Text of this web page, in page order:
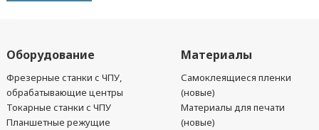
Оборудование
Фрезерные станки с ЧПУ,
обрабатывающие центры
Токарные станки с ЧПУ
Планшетные режущие
Материалы
Самоклеящиеся пленки
(новые)
Материалы для печати
(новые)